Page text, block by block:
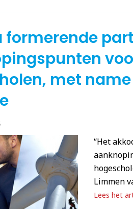
formerende
met
“Het
Limmen
Lees het